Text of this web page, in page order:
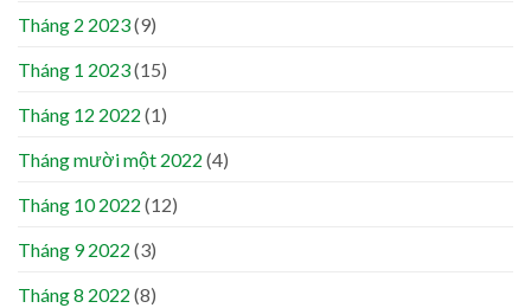
Tháng 2 2023(9)
Tháng 1 2023(15)
Tháng 12 2022 (1)
Tháng mười một 2022 (4)
Tháng 10 2022 (12)
Tháng 9 2022 (3)
Tháng 8 2022 (8)